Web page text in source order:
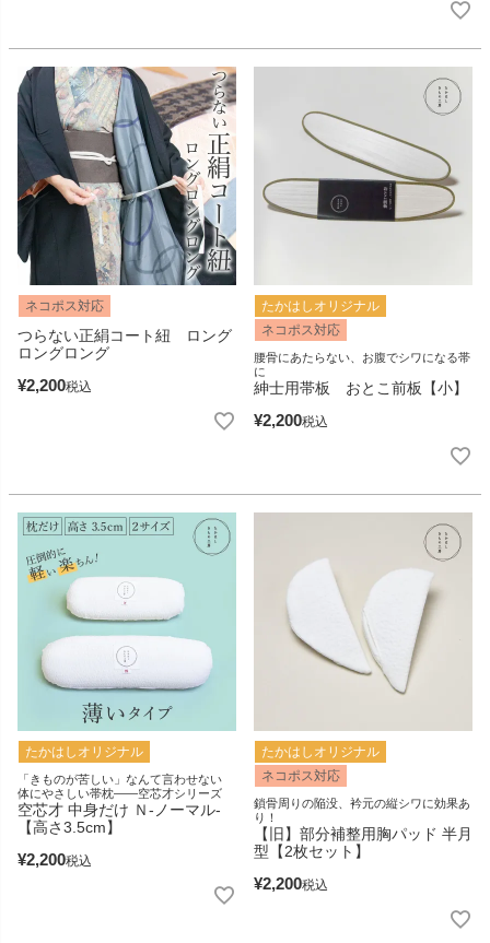
ネコポス対応
つらない正絹コート紐 ロング
ロングロング
¥2,200税込
たかはしオリジナル
ネコポス対応
腰骨にあたらない、お腹でシワになる帯
に
紳士用帯板 おとこ前板【小】
¥2,200税込
たかはしオリジナル
「きものが苦しい」なんて言わせない
体にやさしい帯枕――空芯才シリーズ
空芯才 中身だけ Ｎ‐ノーマル‐
【高さ3.5cm】
¥2,200税込
たかはしオリジナル
ネコポス対応
鎖骨周りの陥没、衿元の縦シワに効果あ
り！
【旧】部分補整用胸パッド 半月
型【2枚セット】
¥2,200税込